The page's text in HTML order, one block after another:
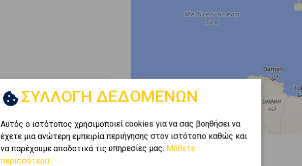
ΣΥΛΛΟΓΗ ΔΕΔΟΜΕΝΩΝ
Αυτός ο ιστότοπος χρησιμοποιεί cookies για να σας βοηθήσει να
έχετε μια ανώτερη εμπειρία περιήγησης στον ιστότοπο καθώς και
να παρέχουμε αποδοτικά τις υπηρεσίες μας. Μάθετε
περισσότερα...